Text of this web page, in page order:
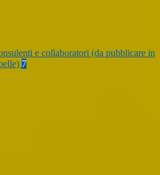
e collaboratori (da pubblicare in
7